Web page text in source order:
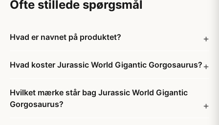
Ofte stillede spørgsmål
Hvad er navnet på produktet?
Hvad koster Jurassic World Gigantic Gorgosaurus?
Hvilket mærke står bag Jurassic World Gigantic
Gorgosaurus?